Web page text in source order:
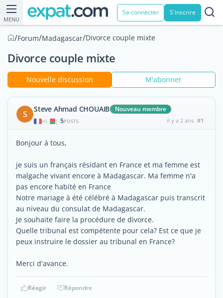
MENU
Se connecter S'inscrire
/Forum/Madagascar/Divorce couple mixte
Divorce couple mixte
Nouvelle discussion M'abonner
S Steve Ahmad CHOUAIB Nouveau membre
| 5POSTS il y a 2 ans #1
Bonjour à tous,
je suis un français résidant en France et ma femme est
malgache vivant encore à Madagascar. Ma femme n'a
pas encore habité en France
Notre mariage à été célébré à Madagascar puis transcrit
au niveau du consulat de Madagascar.
Je souhaite faire la procédure de divorce.
Quelle tribunal est compétente pour cela? Est ce que je
peux instruire le dossier au tribunal en France?
Merci d'avance.
Réagir Répondre